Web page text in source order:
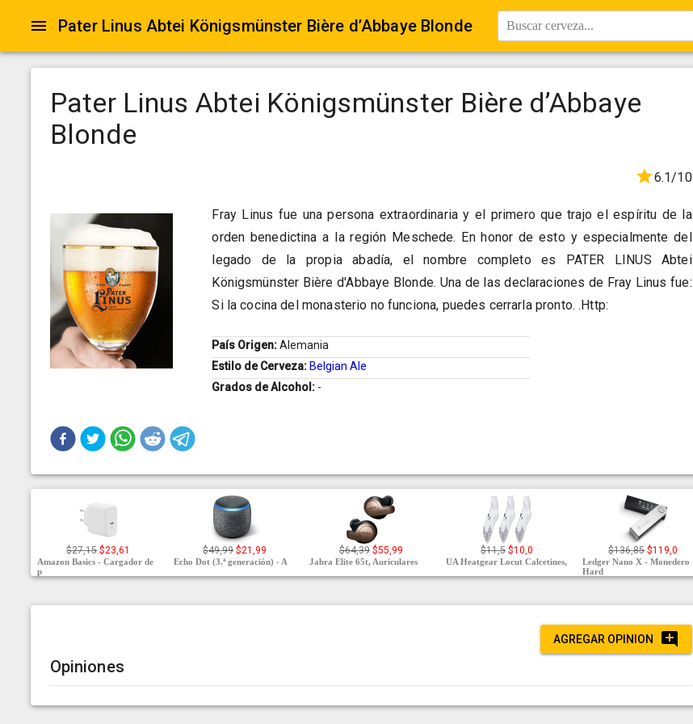
Pater Linus Abtei Königsmünster Bière d’Abbaye Blonde Buscar cerveza...
Pater Linus Abtei Königsmünster Bière d’Abbaye
Blonde
6.1/10
Fray Linus fue una persona extraordinaria y el primero que trajo el espíritu de la
orden benedictina a la región Meschede. En honor de esto y especialmente del
legado de la propia abadía, el nombre completo es PATER LINUS Abtei
Königsmünster Bière d'Abbaye Blonde. Una de las declaraciones de Fray Linus fue:
Si la cocina del monasterio no funciona, puedes cerrarla pronto. .Http:
País Origen:Alemania
Estilo de Cerveza: Belgian Ale
Grados de Alcohol: -
$27,15 $23,61
Amazon Basics - Cargador de
p
$49,99 $21,99
Echo Dot (3.ª generación) - A
$64,39 $55,99
Jabra Elite 65t, Auriculares
$11,5 $10,0
UA Heatgear Locut Calcetines,
$136,85 $119,0
Ledger Nano X - Monedero
Hard
AGREGAR OPINION
Opiniones